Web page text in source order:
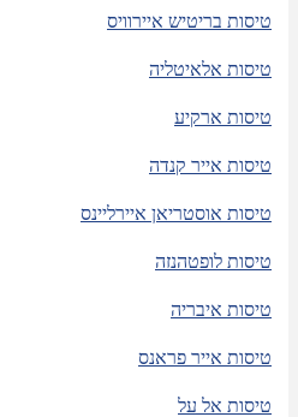
טיסות בריטיש איירוויס
טיסות אלאיטליה
טיסות ארקיע
טיסות אייר קנדה
טיסות אוסטריאן איירליינס
טיסות לופטהנזה
טיסות איבריה
טיסות אייר פראנס
טיסות אל על